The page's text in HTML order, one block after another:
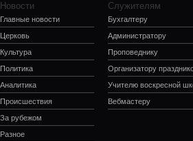
Новости
Главные новости
Церковь
Культура
Политика
Аналитика
Происшествия
За рубежом
Разное
Служителям
Бухгалтеру
Администратору
Проповеднику
Организатору
Учителю воскресной
Вебмастеру